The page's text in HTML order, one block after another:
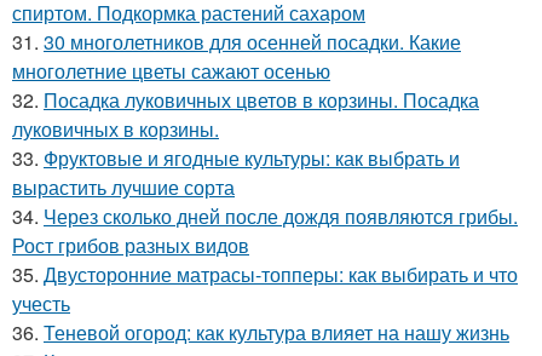
спиртом. Подкормка растений сахаром
31. 30 многолетников для осенней посадки. Какие
многолетние цветы сажают осенью
32. Посадка луковичных цветов в корзины. Посадка
луковичных в корзины.
33. Фруктовые и ягодные культуры: как выбрать и
вырастить лучшие сорта
34. Через сколько дней после дождя появляются грибы.
Рост грибов разных видов
35. Двусторонние матрасы-топперы: как выбирать и что
учесть
36. Теневой огород: как культура влияет на нашу жизнь